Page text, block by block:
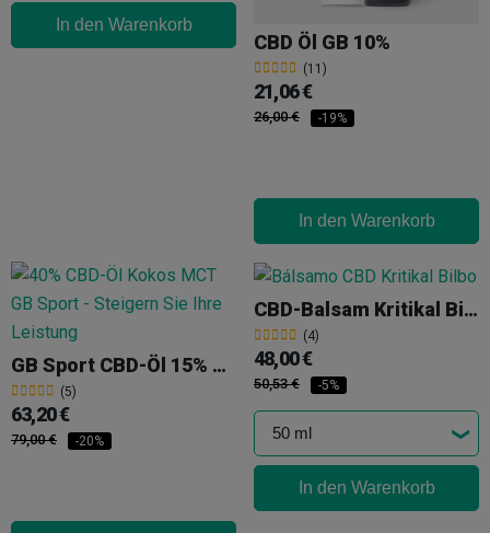
In den Warenkorb
CBD Öl GB 10%
(11)
21,06 €
26,00 € -19%
In den Warenkorb
GB Sport CBD-Öl 15% + CBG 15%
(5)
63,20 €
79,00 € -20%
CBD-Balsam Kritikal Bilbo
(4)
48,00 €
50,53 € -5%
In den Warenkorb